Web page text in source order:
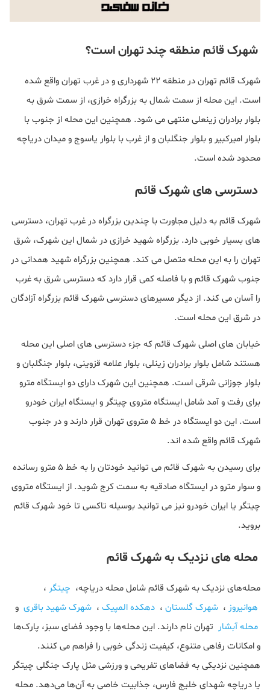
شهرک قائم منطقه چند تهران است؟
شهرک قائم تهران در منطقه 22 شهرداری و در غرب تهران واقع شده
است. این محله از سمت شمال به بزرگراه خرازی، از سمت شرق به
بلوار برادران زینعلی منتهی می شود. همچنین این محله از جنوب با
بلوار امیرکبیر و بلوار جنگلبان و از غرب با بلوار یاسوج و میدان دریاچه
محدود شده است.
دسترسی های شهرک قائم
شهرک قائم به دلیل مجاورت با چندین بزرگراه در غرب تهران، دسترسی
های بسیار خوبی دارد. بزرگراه شهید خرازی در شمال این شهرک، شرق
تهران را به این محله متصل می کند. همچنین بزرگراه شهید همدانی در
جنوب شهرک قائم و با فاصله کمی قرار دارد که دسترسی شرق به غرب
را آسان می کند. از دیگر مسیرهای دسترسی شهرک قائم بزرگراه آزادگان
در شرق این محله است.
خیابان های اصلی شهرک قائم که جزء دسترسی های اصلی این محله
هستند شامل بلوار برادران زینلی، بلوار علامه قزوینی، بلوار جنگلبان و
بلوار جوزانی شرقی است. همچنین این شهرک دارای دو ایستگاه مترو
برای رفت و آمد شامل ایستگاه متروی چیتگر و ایستگاه ایران خودرو
است. این دو ایستگاه در خط 5 متروی تهران قرار دارند و در جنوب
شهرک قائم واقع شده اند.
برای رسیدن به شهرک قائم می توانید خودتان را به خط 5 مترو رسانده
و سوار مترو در ایستگاه صادقیه به سمت کرج شوید. از ایستگاه متروی
چیتگر یا ایران خودرو نیز می توانید بوسیله تاکسی تا خود شهرک قائم
بروید.
محله های نزدیک به شهرک قائم
محله‌های نزدیک به شهرک قائم شامل محله دریاچه، چیتگر ،
هوانیروز ، شهرک گلستان ، دهکده المپیک ، شهرک شهید باقری و
محله آبشار تهران نام دارند. این محله‌ها با وجود فضای سبز، پارک‌ها
و امکانات رفاهی متنوع، کیفیت زندگی خوبی را فراهم می کنند.
همچنین نزدیکی به فضاهای تفریحی و ورزشی مثل پارک جنگلی چیتگر
یا دریاچه شهدای خلیج فارس، جذابیت خاصی به آن‌ها می‌دهد. محله